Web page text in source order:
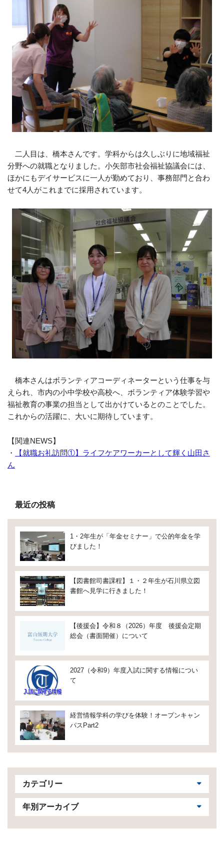
二人目は、橋本さんです。学科からは久しぶりに地域福祉
分野への就職となりました。小矢部市社会福祉協議会には、
ほかにもデイサービスに一人が勤めており、事務部門と合わ
せて4人がこれまでに採用されています。
橋本さんはボランティアコーディネーターという仕事を与
えられ、市内の小中学校や高校へ、ボランティア体験学習や
福祉教育の事業の担当として出かけているとのことでした。
これからの活躍に、大いに期待しています。
【関連NEWS】
・
【就職お礼訪問①】ライフケアワーカーとして輝く山田さ
ん
最近の投稿
1・2年生が「年金セミナー」で公的年金を学
びました！
【図書館司書課程】１・２年生が石川県立図
書館へ見学に行きました！
【後援会】令和８（2026）年度 後援会定期
総会（書面開催）について
2027（令和9）年度入試に関する情報につい
て
経営情報学科の学びを体験！オープンキャン
パスPart2
カテゴリー
年別アーカイブ